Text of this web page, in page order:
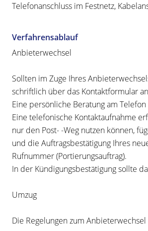
Telefonanschluss im Festnetz,
Verfahrensablauf
Anbieterwechsel
Sollten im Zuge Ihres
schriftlich über das Kontaktformular
Eine persönliche Beratung am
Eine telefonische Kontaktaufnahme
nur den Post- -Weg nutzen können,
und die Auftragsbestätigung Ihres
Rufnummer (Portierungsauftrag).
In der Kündigungsbestätigung sollte
Umzug
Die Regelungen zum